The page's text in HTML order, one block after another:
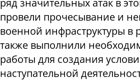
ряд значительных атак в
провели прочесывание и
военной инфраструктуры в
также выполнили
работы для создания
наступательной